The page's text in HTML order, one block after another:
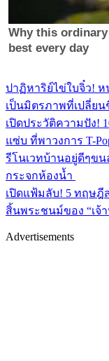
ปาฏิหาริย์ไข่ใบจิ๋ว!
เป็นมิตรภาพที่เปลี่ย
เปิดประวัติความปัง!
แซ่บ ที่พาวงการ T-
รีโนเวทบ้านอยู่ดีๆขน
กระจกห้องน้ำ
เปิดแฟ้มลับ! 5 ทฤษฎี
สิ้นพระชนม์ของ “เจ้
Advertisements